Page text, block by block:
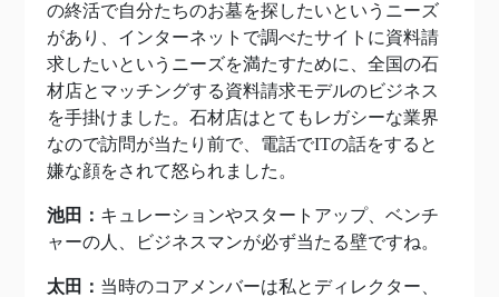
の終活で自分たちのお墓を探したいというニーズ
があり、インターネットで調べたサイトに資料請
求したいというニーズを満たすために、全国の石
材店とマッチングする資料請求モデルのビジネス
を手掛けました。石材店はとてもレガシーな業界
なので訪問が当たり前で、電話でITの話をすると
嫌な顔をされて怒られました。
池田： キュレーションやスタートアップ、ベンチ
ャーの人、ビジネスマンが必ず当たる壁ですね。
太田： 当時のコアメンバーは私とディレクター、